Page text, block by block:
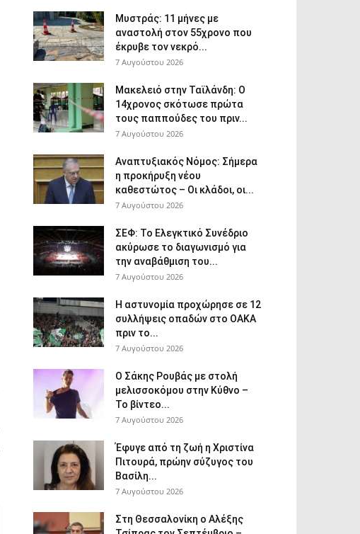
Μυστράς: 11 μήνες με
αναστολή στον 55χρονο που
έκρυβε τον νεκρό...
7 Αυγούστου 2026
Μακελειό στην Ταϊλάνδη: Ο
14χρονος σκότωσε πρώτα
τους παππούδες του πριν...
7 Αυγούστου 2026
Αναπτυξιακός Νόμος: Σήμερα
η προκήρυξη νέου
καθεστώτος – Οι κλάδοι, οι...
7 Αυγούστου 2026
ΣΕΦ: Το Ελεγκτικό Συνέδριο
ακύρωσε το διαγωνισμό για
την αναβάθμιση του...
7 Αυγούστου 2026
Η αστυνομία προχώρησε σε 12
συλλήψεις οπαδών στο ΟΑΚΑ
πριν το...
7 Αυγούστου 2026
Ο Σάκης Ρουβάς με στολή
μελισσοκόμου στην Κύθνο –
Το βίντεο...
7 Αυγούστου 2026
Έφυγε από τη ζωή η Χριστίνα
Πιτουρά, πρώην σύζυγος του
Βασίλη...
7 Αυγούστου 2026
Στη Θεσσαλονίκη ο Αλέξης